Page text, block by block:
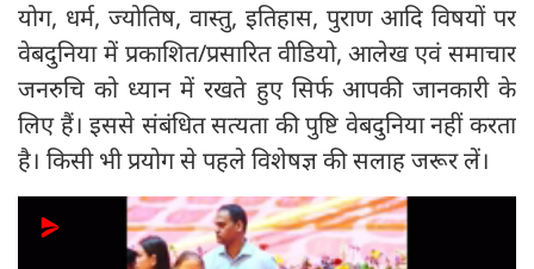
योग, धर्म, ज्योतिष, वास्तु, इतिहास, पुराण आदि विषयों पर
वेबदुनिया में प्रकाशित/प्रसारित वीडियो, आलेख एवं समाचार
जनरुचि को ध्यान में रखते हुए सिर्फ आपकी जानकारी के
लिए हैं। इससे संबंधित सत्यता की पुष्टि वेबदुनिया नहीं करता
है। किसी भी प्रयोग से पहले विशेषज्ञ की सलाह जरूर लें।